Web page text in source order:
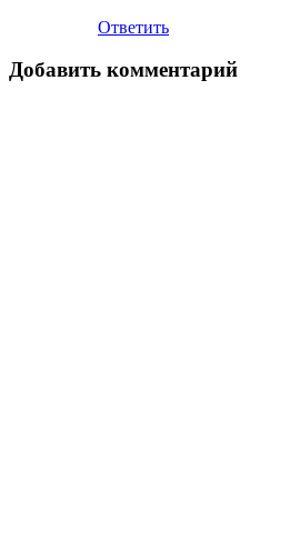
Ответить
Добавить комментарий